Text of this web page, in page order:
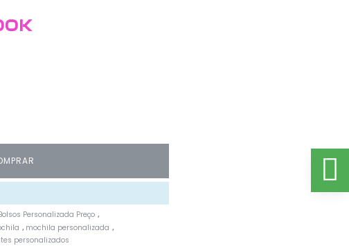
Personalizada Preço ,
, mochila personalizada ,
personalizados